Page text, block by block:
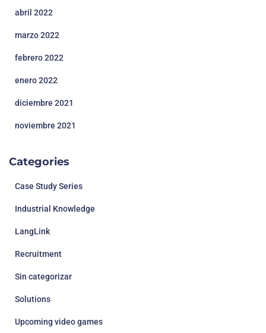
abril 2022
marzo 2022
febrero 2022
enero 2022
diciembre 2021
noviembre 2021
Categories
Case Study Series
Industrial Knowledge
LangLink
Recruitment
Sin categorizar
Solutions
Upcoming video games